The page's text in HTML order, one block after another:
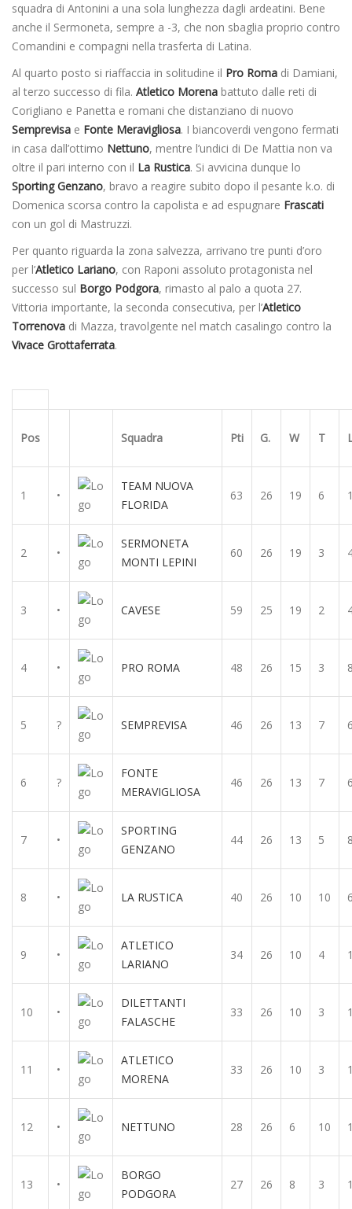
squadra di Antonini a una sola lunghezza dagli ardeatini. Bene
anche il Sermoneta, sempre a -3, che non sbaglia proprio contro
Comandini e compagni nella trasferta di Latina.
Al quarto posto si riaffaccia in solitudine il Pro Roma di Damiani,
al terzo successo di fila. Atletico Morena battuto dalle reti di
Corigliano e Panetta e romani che distanziano di nuovo
Semprevisa e Fonte Meravigliosa. I biancoverdi vengono fermati
in casa dall’ottimo Nettuno, mentre l’undici di De Mattia non va
oltre il pari interno con il La Rustica. Si avvicina dunque lo
Sporting Genzano, bravo a reagire subito dopo il pesante k.o. di
Domenica scorsa contro la capolista e ad espugnare Frascati
con un gol di Mastruzzi.
Per quanto riguarda la zona salvezza, arrivano tre punti d’oro
per l’Atletico Lariano, con Raponi assoluto protagonista nel
successo sul Borgo Podgora, rimasto al palo a quota 27.
Vittoria importante, la seconda consecutiva, per l’Atletico
Torrenova di Mazza, travolgente nel match casalingo contro la
Vivace Grottaferrata.
Pos Squadra Pti G. W T
1 •
TEAM NUOVA
FLORIDA
63 26 19 6
2 •
SERMONETA
MONTI LEPINI
60 26 19 3
3 • CAVESE 59 25 19 2
4 • PRO ROMA 48 26 15 3
5 ? SEMPREVISA 46 26 13 7
6 ?
FONTE
MERAVIGLIOSA
46 26 13 7
7 •
SPORTING
GENZANO
44 26 13 5
8 • LA RUSTICA 40 26 10 10
9 •
ATLETICO
LARIANO
34 26 10 4
10 •
DILETTANTI
FALASCHE
33 26 10 3
11 •
ATLETICO
MORENA
33 26 10 3
12 • NETTUNO 28 26 6 10
13 •
BORGO
PODGORA
27 26 8 3